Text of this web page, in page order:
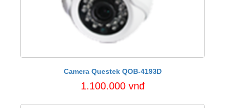
Camera Questek QOB-4193D
1.100.000 vnđ